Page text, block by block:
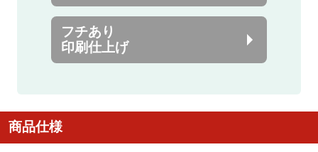
フチあり
印刷仕上げ
商品仕様